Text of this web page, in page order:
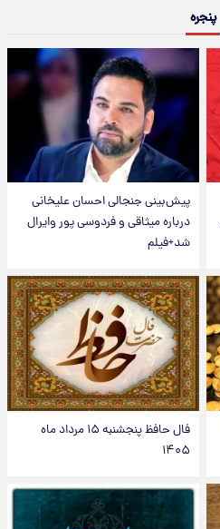
پنجره
پیش‌بینی جنجالی احسان علیخانی
درباره میثاقی و فردوسی پور وایرال
شد+فیلم
فال حافظ پنجشنبه ۱۵ مرداد ماه
۱۴۰۵